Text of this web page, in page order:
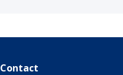
Contact